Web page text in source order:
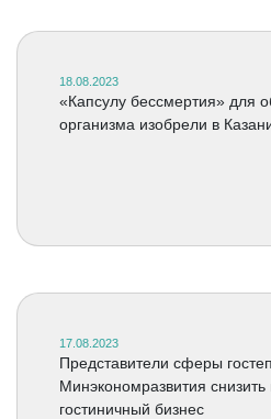
18.08.2023
«Капсулу бессмертия» для
организма изобрели в
17.08.2023
Представители сферы
Минэкономразвития
гостиничный бизнес